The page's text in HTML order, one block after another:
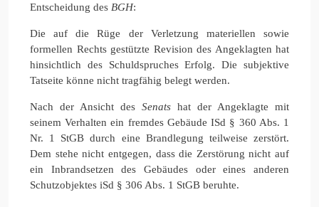
Entscheidung des BGH:
Die auf die Rüge der Verletzung materiellen sowie
formellen Rechts gestützte Revision des Angeklagten hat
hinsichtlich des Schuldspruches Erfolg. Die subjektive
Tatseite könne nicht tragfähig belegt werden.
Nach der Ansicht des Senats hat der Angeklagte mit
seinem Verhalten ein fremdes Gebäude ISd § 360 Abs. 1
Nr. 1 StGB durch eine Brandlegung teilweise zerstört.
Dem stehe nicht entgegen, dass die Zerstörung nicht auf
ein Inbrandsetzen des Gebäudes oder eines anderen
Schutzobjektes iSd § 306 Abs. 1 StGB beruhte.